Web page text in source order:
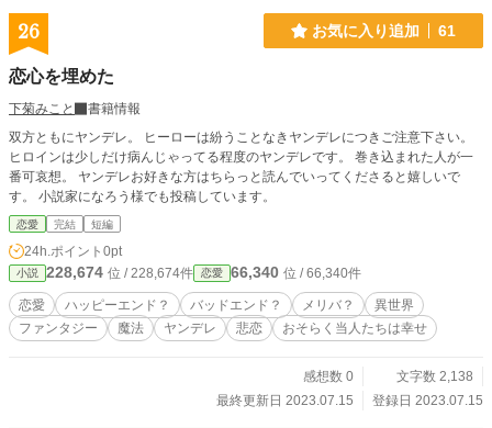
26 お気に入り追加 61
恋心を埋めた
下菊みこと
書籍情報
双方ともにヤンデレ。 ヒーローは紛うことなきヤンデレにつきご注意下さい。
ヒロインは少しだけ病んじゃってる程度のヤンデレです。 巻き込まれた人が一
番可哀想。 ヤンデレお好きな方はちらっと読んでいってくださると嬉しいで
す。 小説家になろう様でも投稿しています。
恋愛 完結 短編
24h.ポイント 0pt
小説 228,674 位 / 228,674件 恋愛 66,340 位 / 66,340件
恋愛 ハッピーエンド？ バッドエンド？ メリバ？
異世界
ファンタジー
魔法 ヤンデレ 悲恋 おそらく当人たちは幸せ
感想数 0
文字数 2,138
最終更新日 2023.07.15
登録日 2023.07.15